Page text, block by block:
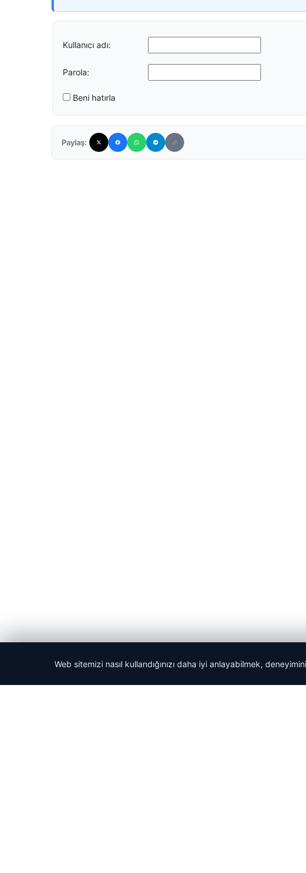
Kullanıcı adı:
Parola:
Beni hatırla
Paylaş:
Web sitemizi nasıl kullandığınızı daha iyi anlayabilmek,